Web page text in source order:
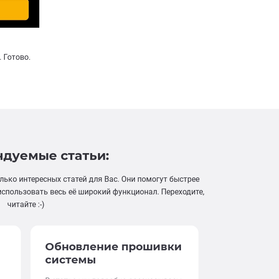
Готово.
статьи:
интересных статей для Вас. Они помогут быстрее
весь её широкий функционал. Переходите,
читайте :-)
Обновление прошивки
системы